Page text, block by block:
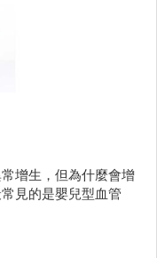
增生，但為什麼會增
見的是嬰兒型血管